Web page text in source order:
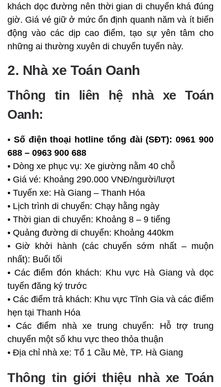
khách dọc đường nên thời gian di chuyển khá đúng
giờ. Giá vé giữ ở mức ổn định quanh năm và ít biến
động vào các dịp cao điểm, tạo sự yên tâm cho
những ai thường xuyên di chuyển tuyến này.
2. Nhà xe Toán Oanh
Thông tin liên hệ nhà xe Toán
Oanh:
• Số điện thoại hotline tổng đài (SĐT): 0961 900
688 – 0963 900 688
• Dòng xe phục vụ: Xe giường nằm 40 chỗ
• Giá vé: Khoảng 290.000 VNĐ/người/lượt
• Tuyến xe: Hà Giang – Thanh Hóa
• Lịch trình di chuyển: Chạy hằng ngày
• Thời gian di chuyển: Khoảng 8 – 9 tiếng
• Quảng đường di chuyển: Khoảng 440km
• Giờ khởi hành (các chuyến sớm nhất – muộn
nhất): Buổi tối
• Các điểm đón khách: Khu vực Hà Giang và dọc
tuyến đăng ký trước
• Các điểm trả khách: Khu vực Tĩnh Gia và các điểm
hẹn tại Thanh Hóa
• Các điểm nhà xe trung chuyển: Hỗ trợ trung
chuyển một số khu vực theo thỏa thuận
• Địa chỉ nhà xe: Tổ 1 Cầu Mè, TP. Hà Giang
Thông tin giới thiệu nhà xe Toán